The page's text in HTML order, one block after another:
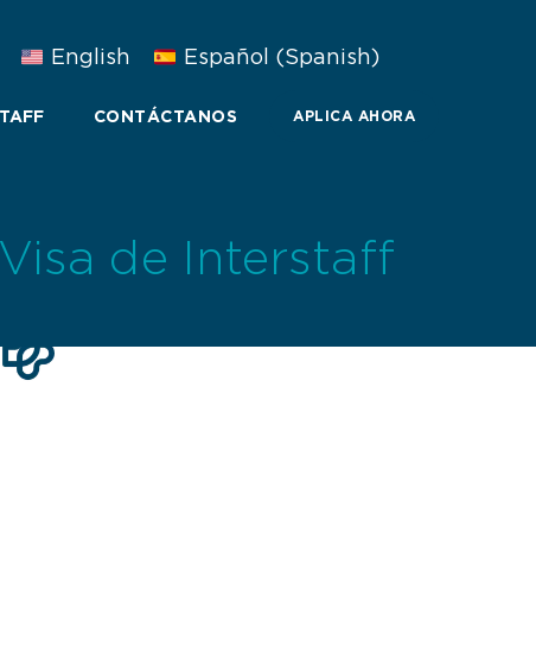
English Español (Spanish)
CONTÁCTANOS APLICA AHORA
de Interstaff